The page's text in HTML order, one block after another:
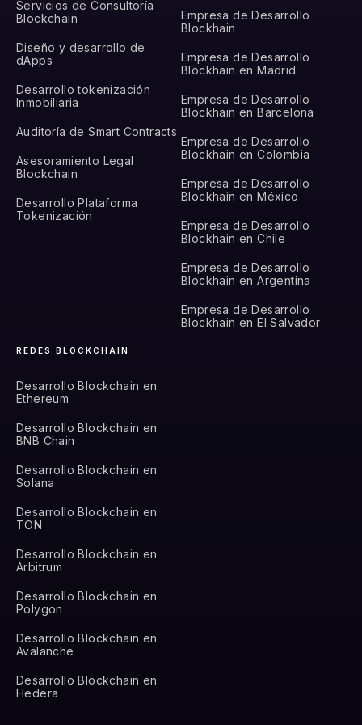
Servicios de Consultoría
Blockchain
Diseño y desarrollo de
dApps
Desarrollo tokenización
Inmobiliaria
Auditoría de Smart Contracts
Asesoramiento Legal
Blockchain
Desarrollo Plataforma
Tokenización
Empresa de Desarrollo
Blockhain
Empresa de Desarrollo
Blockhain en Madrid
Empresa de Desarrollo
Blockhain en Barcelona
Empresa de Desarrollo
Blockhain en Colombia
Empresa de Desarrollo
Blockhain en México
Empresa de Desarrollo
Blockhain en Chile
Empresa de Desarrollo
Blockhain en Argentina
Empresa de Desarrollo
Blockhain en El Salvador
REDES BLOCKCHAIN
Desarrollo Blockchain en
Ethereum
Desarrollo Blockchain en
BNB Chain
Desarrollo Blockchain en
Solana
Desarrollo Blockchain en
TON
Desarrollo Blockchain en
Arbitrum
Desarrollo Blockchain en
Polygon
Desarrollo Blockchain en
Avalanche
Desarrollo Blockchain en
Hedera